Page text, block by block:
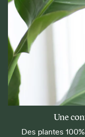
Une
Des plantes